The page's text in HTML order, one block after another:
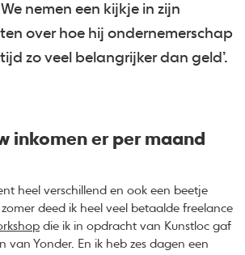
nemen een kijkje in zijn
over hoe hij ondernemerschap
zo veel belangrijker dan geld’.
inkomen er per maand
heel verschillend en ook een beetje
deed ik heel veel betaalde freelance
die ik in opdracht van Kunstloc gaf
van Yonder. En ik heb zes dagen een